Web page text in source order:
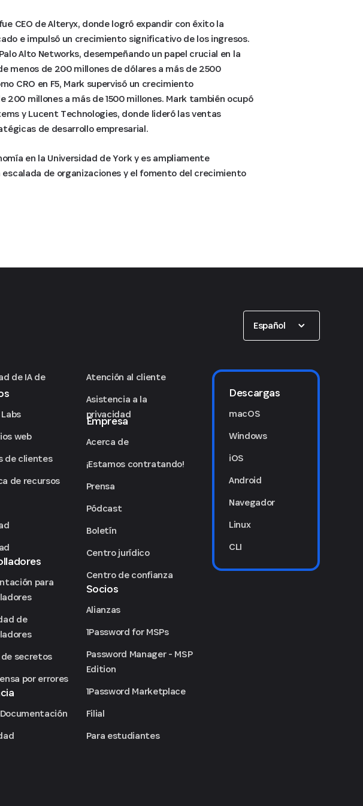
CEO de Alteryx, donde logró expandir con éxito la
e impulsó un crecimiento significativo de los ingresos.
Alto Networks, desempeñando un papel crucial en la
menos de 200 millones de dólares a más de 2500
CRO en F5, Mark supervisó un crecimiento
200 millones a más de 1500 millones. Mark también ocupó
y Lucent Technologies, donde lideró las ventas
de desarrollo empresarial.
en la Universidad de York y es ampliamente
de organizaciones y el fomento del crecimiento
Español
de IA de
web
de clientes
de recursos
para
de
secretos
por errores
Atención al cliente
Asistencia a la
privacidad
Empresa
Acerca de
¡Estamos contratando!
Prensa
Pódcast
Boletín
Centro jurídico
Centro de confianza
Socios
Alianzas
1Password for MSPs
Password Manager - MSP
Edition
1Password Marketplace
Filial
Para estudiantes
Descargas
macOS
Windows
iOS
Android
Navegador
Linux
CLI